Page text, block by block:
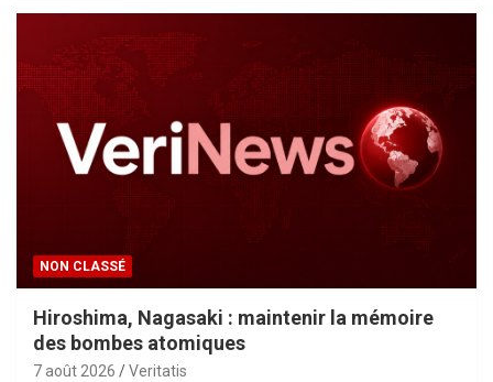
NON CLASSÉ
Hiroshima, Nagasaki : maintenir la mémoire
des bombes atomiques
7 août 2026 Veritatis